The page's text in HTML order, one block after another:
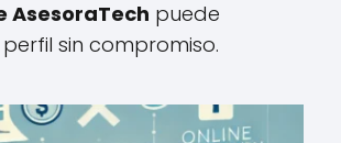
AsesoraTech puede
sin compromiso.